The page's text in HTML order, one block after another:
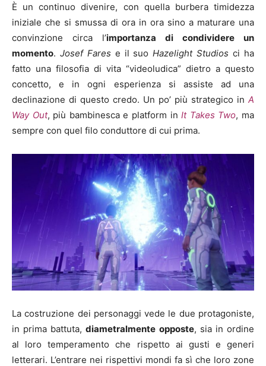
È un continuo divenire, con quella burbera timidezza
iniziale che si smussa di ora in ora sino a maturare una
convinzione circa l’importanza di condividere un
momento. Josef Fares e il suoHazelight Studios ci ha
fatto una filosofia di vita “videoludica” dietro a questo
concetto, e in ogni esperienza si assiste ad una
declinazione di questo credo. Un po’ più strategico in A
Way Out, più bambinesca e platform inIt Takes Two, ma
sempre con quel filo conduttore di cui prima.
La costruzione dei personaggi vede le due protagoniste,
in prima battuta,diametralmente opposte, sia in ordine
al loro temperamento che rispetto ai gusti e generi
letterari. L’entrare nei rispettivi mondi fa sì che loro zone